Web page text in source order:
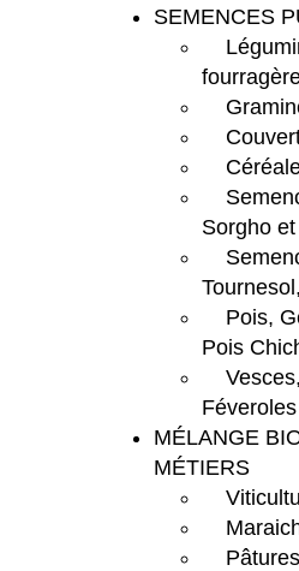
SEMENCES
Sorgho
Pois,
Pois
Féveroles
MÉLANGE
MÉTIERS